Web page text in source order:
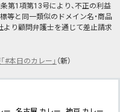
第1項第13号により、不正の利益
等と同一類似のドメイン名・商品
より顧問弁護士を通じて差止請求
#本日のカレー」 （新）